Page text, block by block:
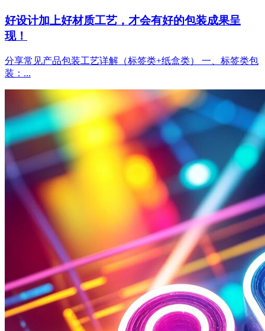
好设计加上好材质工艺，才会有好的包装成果呈
现！
分享常见产品包装工艺详解（标签类+纸盒类） 一、标签类包
装：...